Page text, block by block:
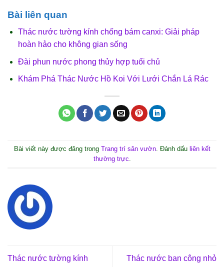
Bài liên quan
Thác nước tường kính chống bám canxi: Giải pháp
hoàn hảo cho không gian sống
Đài phun nước phong thủy hợp tuổi chủ
Khám Phá Thác Nước Hồ Koi Với Lưới Chắn Lá Rác
Bài viết này được đăng trong Trang trí sân vườn. Đánh dấu liên kết
thường trực
Thác nước tường kính
Thác nước ban công nhỏ